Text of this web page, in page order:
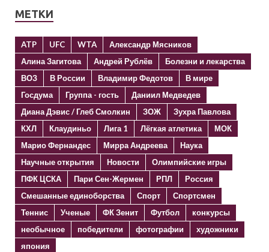
МЕТКИ
ATP UFC WTA
Александр Мясников
Алина Загитова
Андрей Рублёв
Болезни и лекарства
ВОЗ
В России Владимир Федотов
В мире
Госдума
Группа - гость
Даниил Медведев
Диана Дэвис / Глеб Смолкин
ЗОЖ
Зухра Павлова
КХЛ
Клаудиньо Лига 1 Лёгкая атлетика
МОК
Марио Фернандес
Мирра Андреева
Наука
Научные открытия
Новости
Олимпийские игры
ПФК ЦСКА
Пари Сен-Жермен РПЛ
Россия
Смешанные единоборства
Спорт
Спортсмен
Теннис
Ученые ФК Зенит Футбол
конкурсы
необычное
победители фотографии
художники
япония